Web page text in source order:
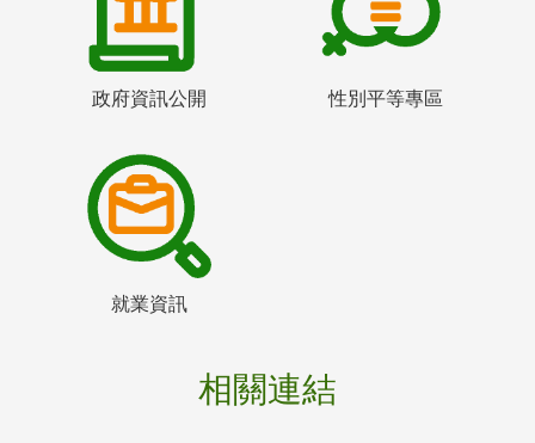
政府資訊公開 性別平等專區
就業資訊
相關連結